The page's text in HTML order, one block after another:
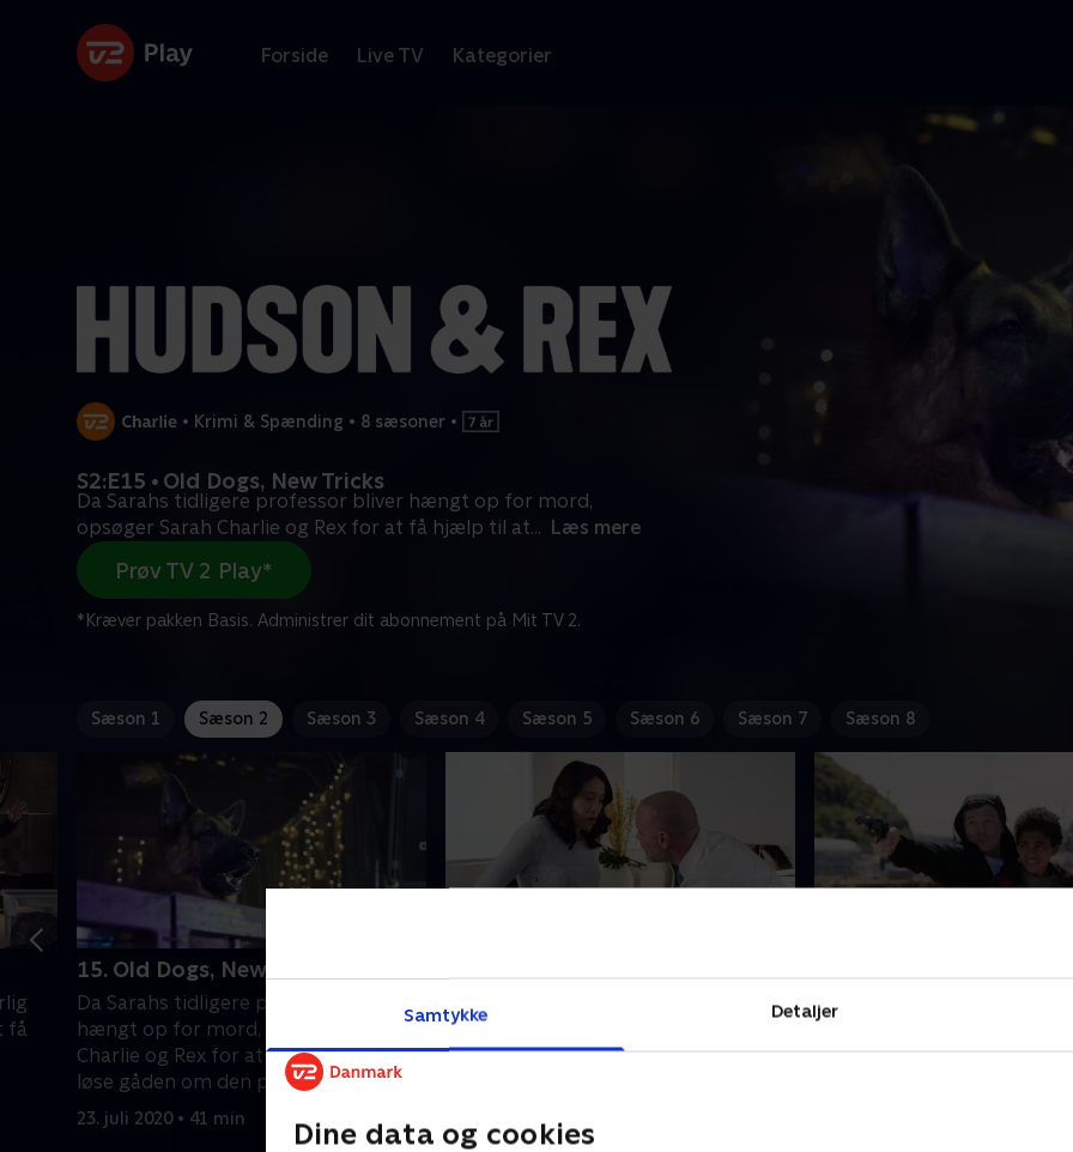
Samtykke Detaljer
Dine data og cookies
Forside Live TV Kategorier
• Krimi & Spænding • 8 sæsoner •
S2:E15 • Old Dogs, New Tricks
Da Sarahs tidligere professor bliver hængt op for mord,
opsøger Sarah Charlie og Rex for at få hjælp til at... Læs mere
Prøv TV 2 Play*
*Kræver pakken Basis. Administrer dit abonnement på Mit TV 2.
Sæson 1 Sæson 2 Sæson 3 Sæson 4 Sæson 5 Sæson 6 Sæson 7 Sæson 8
få
15. Old Dogs, New Tricks
Da Sarahs tidligere professor bliver
hængt op for mord, opsøger Sarah
Charlie og Rex for at få hjælp til at
løse gåden om den perfekte
forbrydelse.
23. juli 2020 • 41 min
Da en kvinde bliver fundet død i
sneen, står Charlie og Rex med en
håndfuld mistænke, hvis eneste
24. juli 2020 • 41 min
Charlie fortæller om sit og